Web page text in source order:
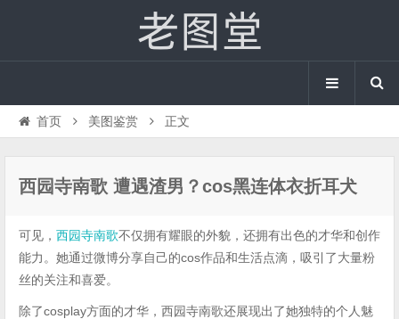
首页 美图鉴赏 正文
西园寺南歌 遭遇渣男？cos黑连体衣折耳犬
可见， 西园寺南歌不仅拥有耀眼的外貌，还拥有出色的才华和创作
能力。她通过微博分享自己的cos作品和生活点滴，吸引了大量粉
丝的关注和喜爱。
除了cosplay方面的才华，西园寺南歌还展现出了她独特的个人魅